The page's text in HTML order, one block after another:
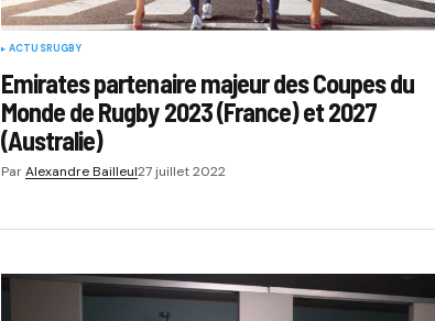
ACTUSRUGBY
Emirates partenaire majeur des Coupes du
Monde de Rugby 2023 (France) et 2027
(Australie)
ParAlexandre Bailleul27 juillet 2022